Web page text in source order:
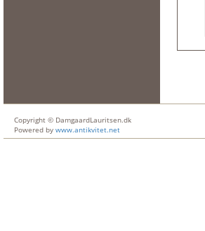
Copyright © DamgaardLauritsen.dk
Powered by www.antikvitet.net